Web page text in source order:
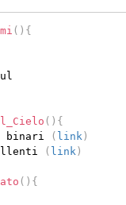
( ) {
( ) {
binari
( link )
( link )
( ) {